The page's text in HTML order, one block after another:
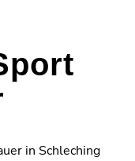
in Schleching